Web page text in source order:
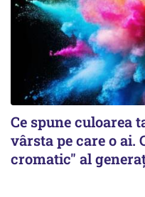
Ce spune culoarea
vârsta pe care o ai.
cromatic" al